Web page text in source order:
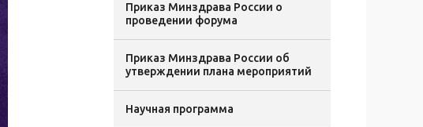
Приказ Минздрава России о
проведении форума
Приказ Минздрава России об
утверждении плана мероприятий
Научная программа